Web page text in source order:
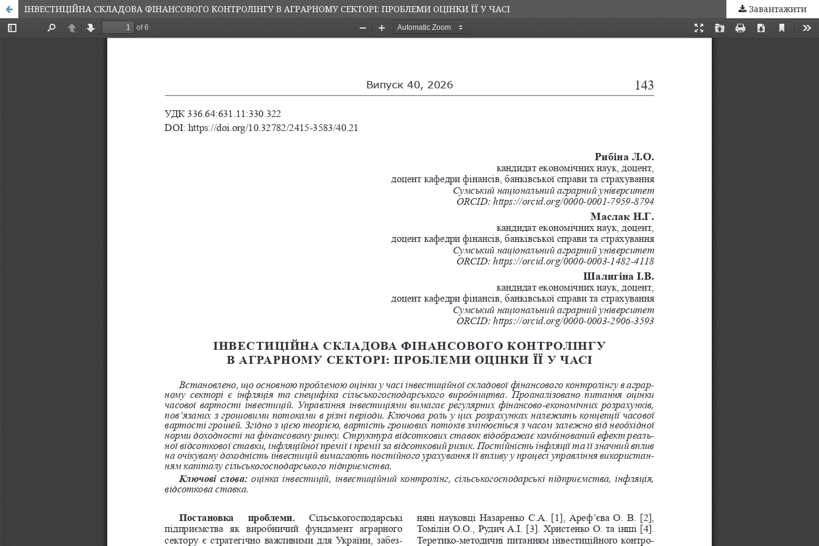
ІНВЕСТИЦІЙНА СКЛАДОВА ФІНАНСОВОГО КОНТРОЛІНГУ В АГРАРНОМУ СЕКТОРІ: ПРОБЛЕМИ ОЦІНКИ ЇЇ У ЧАСІ Завантажити